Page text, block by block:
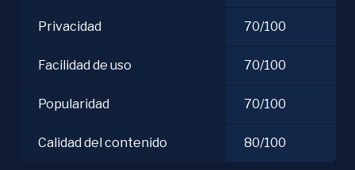
Privacidad 70/100
Facilidad de uso 70/100
Popularidad 70/100
Calidad del contenido 80/100